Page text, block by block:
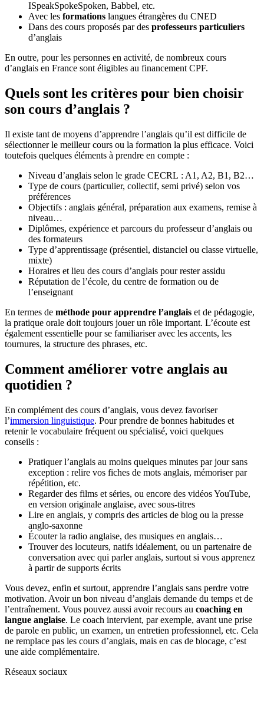
ISpeakSpokeSpoken, Babbel, etc.
Avec les formations langues étrangères du CNED
Dans des cours proposés par des professeurs particuliers
d’anglais
En outre, pour les personnes en activité, de nombreux cours
d’anglais en France sont éligibles au financement CPF.
Quels sont les critères pour bien choisir
son cours d’anglais ?
Il existe tant de moyens d’apprendre l’anglais qu’il est difficile de
sélectionner le meilleur cours ou la formation la plus efficace. Voici
toutefois quelques éléments à prendre en compte :
Niveau d’anglais selon le grade CECRL : A1, A2, B1, B2…
Type de cours (particulier, collectif, semi privé) selon vos
préférences
Objectifs : anglais général, préparation aux examens, remise à
niveau…
Diplômes, expérience et parcours du professeur d’anglais ou
des formateurs
Type d’apprentissage (présentiel, distanciel ou classe virtuelle,
mixte)
Horaires et lieu des cours d’anglais pour rester assidu
Réputation de l’école, du centre de formation ou de
l’enseignant
En termes de méthode pour apprendre l’anglais et de pédagogie,
la pratique orale doit toujours jouer un rôle important. L’écoute est
également essentielle pour se familiariser avec les accents, les
tournures, la structure des phrases, etc.
Comment améliorer votre anglais au
quotidien ?
En complément des cours d’anglais, vous devez favoriser
l’immersion linguistique. Pour prendre de bonnes habitudes et
retenir le vocabulaire fréquent ou spécialisé, voici quelques
conseils :
Pratiquer l’anglais au moins quelques minutes par jour sans
exception : relire vos fiches de mots anglais, mémoriser par
répétition, etc.
Regarder des films et séries, ou encore des vidéos YouTube,
en version originale anglaise, avec sous-titres
Lire en anglais, y compris des articles de blog ou la presse
anglo-saxonne
Écouter la radio anglaise, des musiques en anglais…
Trouver des locuteurs, natifs idéalement, ou un partenaire de
conversation avec qui parler anglais, surtout si vous apprenez
à partir de supports écrits
Vous devez, enfin et surtout, apprendre l’anglais sans perdre votre
motivation. Avoir un bon niveau d’anglais demande du temps et de
l’entraînement. Vous pouvez aussi avoir recours au coaching en
langue anglaise. Le coach intervient, par exemple, avant une prise
de parole en public, un examen, un entretien professionnel, etc. Cela
ne remplace pas les cours d’anglais, mais en cas de blocage, c’est
une aide complémentaire.
Réseaux sociaux